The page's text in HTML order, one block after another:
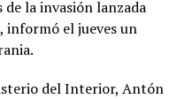
la invasión lanzada
informó el jueves un
del Interior, Antón